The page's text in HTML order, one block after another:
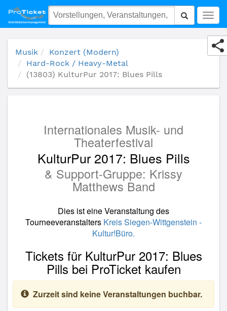
(13803) KulturPur 2017: Blues Pills
Musik
Konzert (Modern)
Hard-Rock / Heavy-Metal
(13803) KulturPur 2017: Blues Pills
Internationales Musik- und
Theaterfestival
KulturPur 2017: Blues Pills
& Support-Gruppe: Krissy
Matthews Band
Dies ist eine Veranstaltung des
Tourneeveranstalters Kreis Siegen-Wittgenstein -
Kultur!Büro.
Tickets für KulturPur 2017: Blues
Pills bei ProTicket kaufen
Zurzeit sind keine Veranstaltungen buchbar.